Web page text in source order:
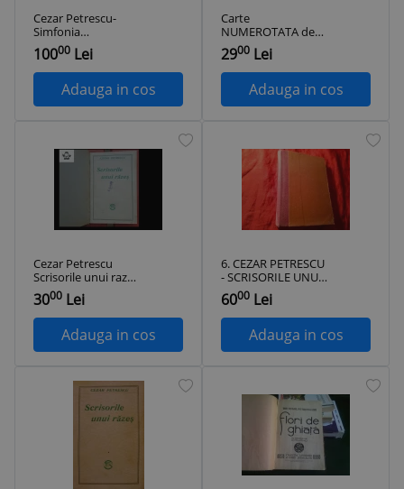
Cezar Petrescu-
Simfonia
Fantastica,1929
+Scrisorile unui
razes,1929
10000 Lei
Adauga in cos
Carte
NUMEROTATA de
Colectie anul 1941 -
SCRISORILE UNUI
RAZES - Cezar
Petrescu
2900 Lei
Adauga in cos
Cezar Petrescu
Scrisorile unui razes
1929
3000 Lei
Adauga in cos
6. CEZAR PETRESCU
- SCRISORILE UNUI
RAZES -1922 Prima
Editie 1922 Cultura
Nationala , 248pag
6000 Lei
Adauga in cos